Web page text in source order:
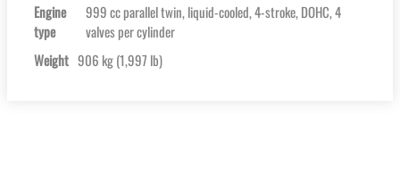
Engine
type
999 cc parallel twin, liquid-cooled, 4-stroke, DOHC, 4
valves per cylinder
Weight 906 kg (1,997 lb)